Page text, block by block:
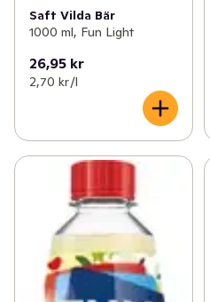
Saft Vilda Bär
1000 ml, Fun Light
26,95 kr
2,70 kr /l